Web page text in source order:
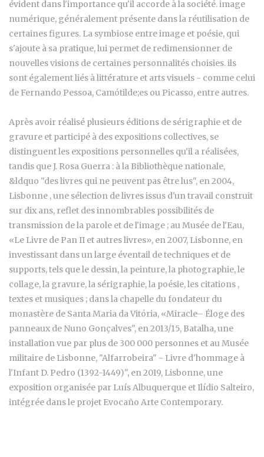
évident dans l'importance qu'il accorde à la société. image
numérique, généralement présente dans la réutilisation de
certaines figures. La symbiose entre image et poésie, qui
s'ajoute à sa pratique, lui permet de redimensionner de
nouvelles visions de certaines personnalités choisies. ils
sont également liés à littérature et arts visuels - comme celui
de Fernando Pessoa, Camótilde;es ou Picasso, entre autres.
Après avoir réalisé plusieurs éditions de sérigraphie et de
gravure et participé à des expositions collectives, se
distinguent les expositions personnelles qu'il a réalisées,
tandis que J. Rosa Guerra : à la Bibliothèque nationale,
&ldquo "des livres qui ne peuvent pas être lus", en 2004,
Lisbonne , une sélection de livres issus d'un travail construit
sur dix ans, reflet des innombrables possibilités de
transmission de la parole et de l'image ; au Musée de l'Eau,
«Le Livre de Pan II et autres livres», en 2007, Lisbonne, en
investissant dans un large éventail de techniques et de
supports, tels que le dessin, la peinture, la photographie, le
collage, la gravure, la sérigraphie, la poésie, les citations ,
textes et musiques ; dans la chapelle du fondateur du
monastère de Santa Maria da Vitória, «Miracle– Éloge des
panneaux de Nuno Gonçalves", en 2013/15, Batalha, une
installation vue par plus de 300 000 personnes et au Musée
militaire de Lisbonne, "Alfarrobeira" - Livre d'hommage à
l'Infant D. Pedro (1392-1449)", en 2019, Lisbonne, une
exposition organisée par Luís Albuquerque et Ilídio Salteiro,
intégrée dans le projet Evocaño Arte Contemporary.